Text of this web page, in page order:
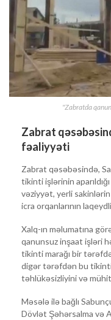
"Zabratda
Zabrat
fəaliyyəti
Zabrat qəsəbəsində,
tikinti işlərinin
vəziyyət, yerli sakinlərin
icra orqanlarının
Xalq-ın məlumatına
qanunsuz inşaat işləri
tikinti marağı bir
digər tərəfdən bu
təhlükəsizliyini və
Məsələ ilə bağlı
Dövlət Şəhərsalma və